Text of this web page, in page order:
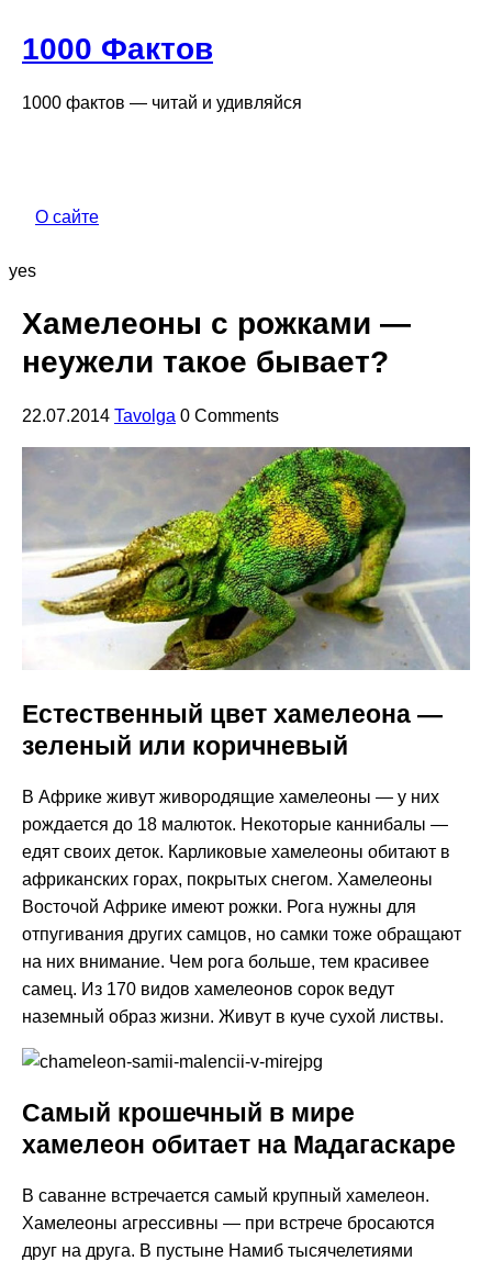
1000 Фактов
1000 фактов — читай и удивляйся
О сайте
yes
Хамелеоны с рожками —
неужели такое бывает?
22.07.2014 Tavolga 0 Comments
Естественный цвет хамелеона —
зеленый или коричневый
В Африке живут живородящие хамелеоны — у них
рождается до 18 малюток. Некоторые каннибалы —
едят своих деток. Карликовые хамелеоны обитают в
африканских горах, покрытых снегом. Хамелеоны
Восточой Африке имеют рожки. Рога нужны для
отпугивания других самцов, но самки тоже обращают
на них внимание. Чем рога больше, тем красивее
самец. Из 170 видов хамелеонов сорок ведут
наземный образ жизни. Живут в куче сухой листвы.
Самый крошечный в мире
хамелеон обитает на Мадагаскаре
В саванне встречается самый крупный хамелеон.
Хамелеоны агрессивны — при встрече бросаются
друг на друга. В пустыне Намиб тысячелетиями